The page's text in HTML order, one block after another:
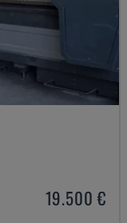
19.500 €